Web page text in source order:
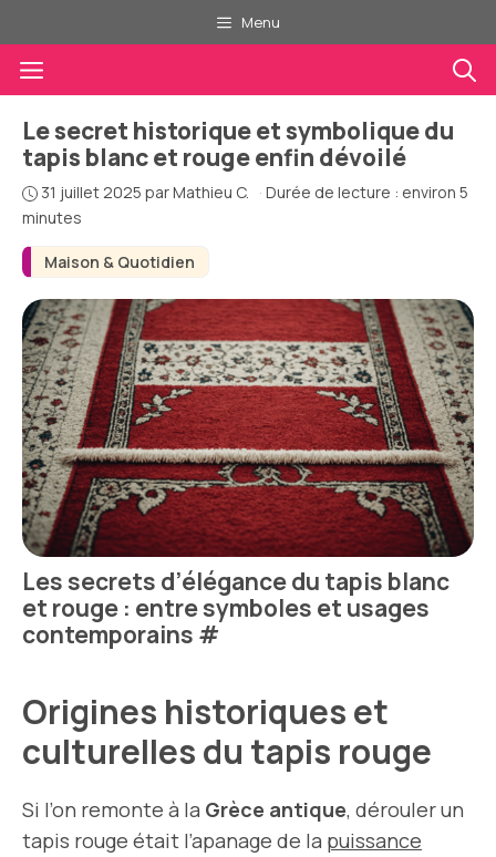
au
contenu
Menu
Menu
Maison & Quotidien
Le secret historique et symbolique du
tapis blanc et rouge enfin dévoilé
31 juillet 2025 parMathieu C. · Durée de lecture : environ 5
minutes
Les secrets d’élégance du tapis blanc
et rouge : entre symboles et usages
contemporains #
Origines historiques et
culturelles du tapis rouge
Si l’on remonte à la Grèce antique, dérouler un
tapis rouge était l’apanage de la puissance